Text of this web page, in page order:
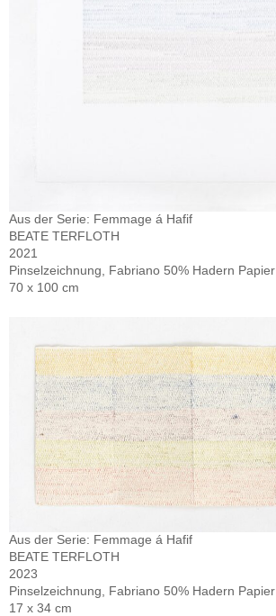
Aus der Serie: Femmage á Hafif
BEATE TERFLOTH
2021
Pinselzeichnung, Fabriano 50% Hadern Papier
70 x 100 cm
Aus der Serie: Femmage á Hafif
BEATE TERFLOTH
2023
Pinselzeichnung, Fabriano 50% Hadern Papier
17 x 34 cm